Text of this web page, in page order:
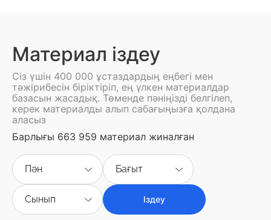
Материал іздеу
Сіз үшін 400 000 ұстаздардың еңбегі мен
тәжірибесін біріктіріп, ең үлкен материалдар
базасын жасадық. Төменде пәніңізді белгілеп,
керек материалды алып сабағыңызға қолдана
аласыз
Барлығы 663 959 материал жиналған
Пән Бағыт
Сынып Іздеу